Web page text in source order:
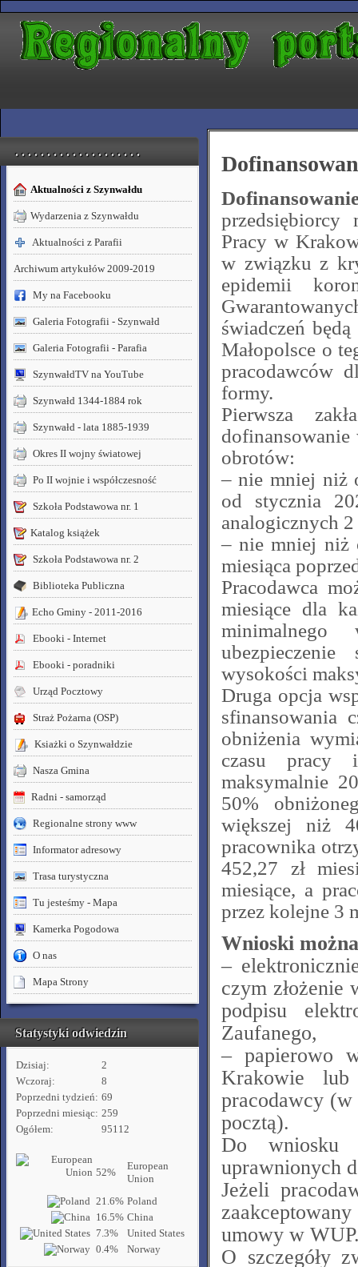
. . . . . . . . . . . . . . . . . . . .
Aktualności z Szynwałdu
Wydarzenia z Szynwałdu
Aktualności z Parafii
Archiwum artykułów 2009-2019
My na Facebooku
Galeria Fotografii - Szynwałd
Galeria Fotografii - Parafia
SzynwałdTV na YouTube
Szynwałd 1344-1884 rok
Szynwałd - lata 1885-1939
Okres II wojny światowej
Po II wojnie i współczesność
Szkoła Podstawowa nr. 1
Katalog książek
Szkoła Podstawowa nr. 2
Biblioteka Publiczna
Echo Gminy - 2011-2016
Ebooki - Internet
Ebooki - poradniki
Urząd Pocztowy
Straż Pożarna (OSP)
Ksiażki o Szynwałdzie
Nasza Gmina
Radni - samorząd
Regionalne strony www
Informator adresowy
Trasa turystyczna
Tu jesteśmy - Mapa
Kamerka Pogodowa
O nas
Mapa Strony
Statystyki odwiedzin
Dzisiaj:
2
Wczoraj:
8
Poprzedni tydzień: 69
Poprzedni miesiąc: 259
Ogółem:
95112
52%
European
Union
21.6% Poland
16.5% China
7.3%
United States
0.4%
Norway
przedsiębiorcy
Pracy w
w związku z
epidemii
świadczeń
Małopolsce o
pracodawców
formy.
Pierwsza
obrotów:
– nie mniej niż
od stycznia
analogicznych
– nie mniej niż
miesiąca
Pracodawca
miesiące dla
minimalnego
wysokości
Druga opcja
sfinansowania
obniżenia
czasu pracy
maksymalnie
50%
większej niż
pracownika
452,27 zł
miesiące, a
przez kolejne 3
Wnioski
–
czym
podpisu
Zaufanego,
– papierowo
Krakowie
pracodawcy (w
pocztą).
Do wniosku
uprawnionych
Jeżeli
umowy w
O szczegóły